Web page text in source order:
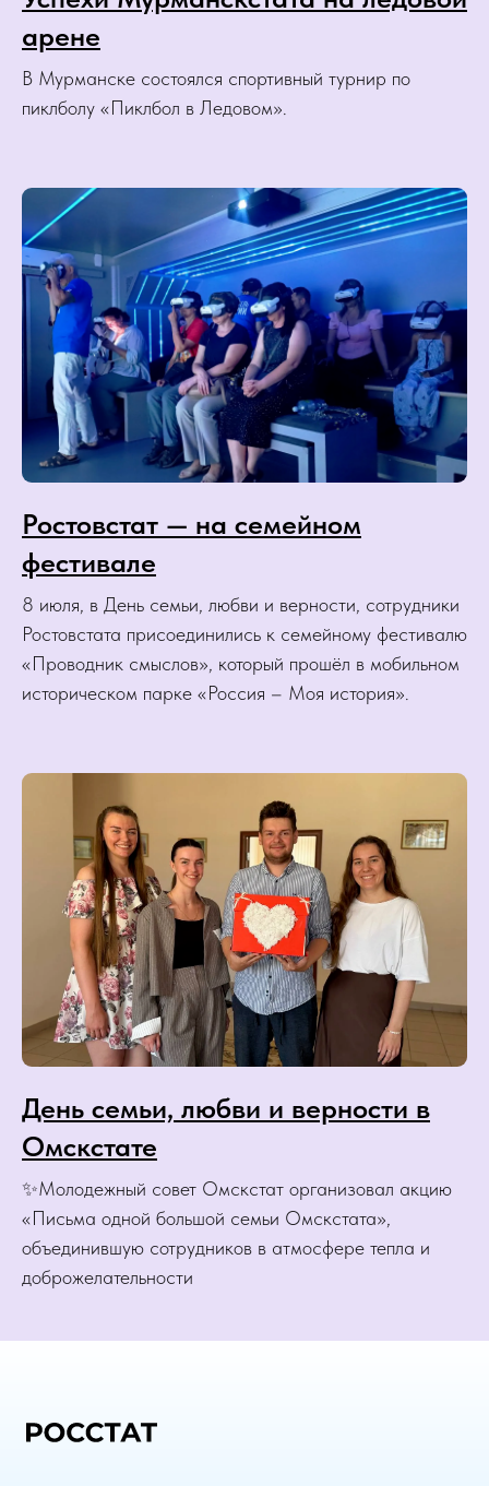
арене
В Мурманске состоялся спортивный турнир по
пиклболу «Пиклбол в Ледовом».
Ростовстат — на семейном
фестивале
8 июля, в День семьи, любви и верности, сотрудники
Ростовстата присоединились к семейному фестивалю
«Проводник смыслов», который прошёл в мобильном
историческом парке «Россия – Моя история».
День семьи, любви и верности в
Омскстате
✨Молодежный совет Омскстат организовал акцию
«Письма одной большой семьи Омскстата»,
объединившую сотрудников в атмосфере тепла и
доброжелательности